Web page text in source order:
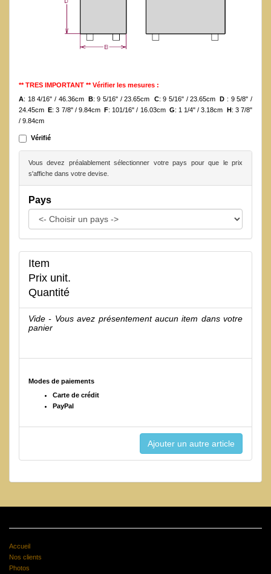
** TRES IMPORTANT ** Vérifier les mesures :
A: 18 4/16" / 46.36cm B: 9 5/16" / 23.65cm C: 9 5/16" / 23.65cm D : 9 5/8" /
24.45cm
E: 3 7/8" / 9.84cm F: 101/16" / 16.03cm G: 1 1/4" / 3.18cm H : 3 7/8"
/ 9.84cm
Vérifié
Vous devez préalablement sélectionner votre pays pour que le prix
s'affiche dans votre devise.
Pays
Item
Prix unit.
Quantité
Vide - Vous avez présentement aucun item dans votre
panier
Modes de paiements
Carte de crédit
PayPal
Accueil
Nos clients
Photos